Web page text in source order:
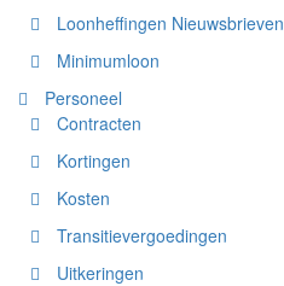
Loonheffingen Nieuwsbrieven
Minimumloon
Personeel
Contracten
Kortingen
Kosten
Transitievergoedingen
Uitkeringen